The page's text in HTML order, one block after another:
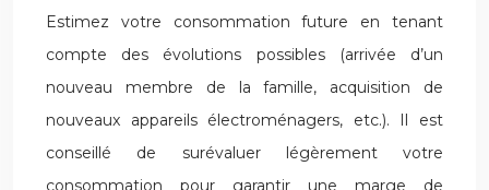
Estimez votre consommation future en tenant
compte des évolutions possibles (arrivée d’un
nouveau membre de la famille, acquisition de
nouveaux appareils électroménagers, etc.). Il est
conseillé de surévaluer légèrement votre
consommation pour garantir une marge de